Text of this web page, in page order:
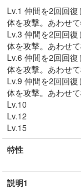
Lv.1 仲間を2回回
体を攻撃。あわせ
Lv.3 仲間を2回回
体を攻撃。あわせ
Lv.6 仲間を2回回
体を攻撃。あわせ
Lv.9 仲間を2回回
体を攻撃。あわせ
Lv.10
Lv.12
Lv.15
特性
説明1